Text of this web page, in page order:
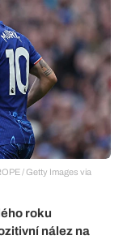
/ Getty Images via
roku
nález na